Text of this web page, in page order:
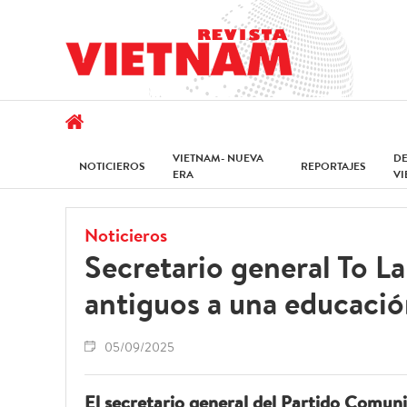
NOTICIEROS
VIETNAM- NUEVA
ERA
REPORTAJES
Noticieros
Secretario general To
antiguos a una
05/09/2025
El secretario general del Partido